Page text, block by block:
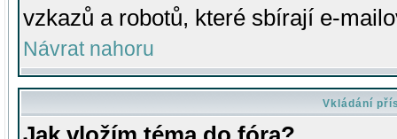
vzkazů a robotů, které sbírají e-
Návrat nahoru
Vkládání